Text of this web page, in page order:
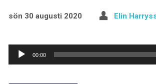
sön 30 augusti 2020 Elin
Ljudspelare
00:00